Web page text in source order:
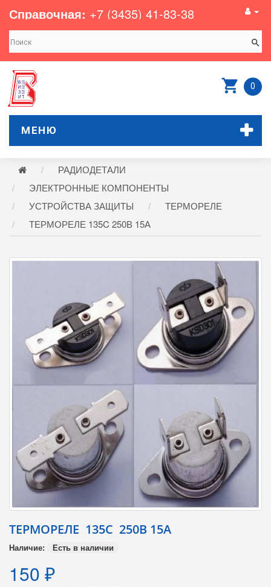
Справочная: +7 (3435) 41-83-38
0
МЕНЮ
РАДИОДЕТАЛИ
ЭЛЕКТРОННЫЕ КОМПОНЕНТЫ
УСТРОЙСТВА ЗАЩИТЫ
ТЕРМОРЕЛЕ
ТЕРМОРЕЛЕ 135C 250В 15А
ТЕРМОРЕЛЕ 135C 250В 15А
Наличие: Есть в наличии
150 ₽